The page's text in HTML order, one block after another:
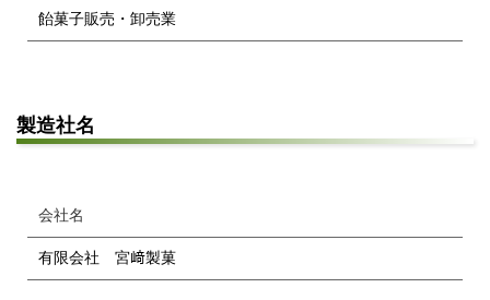
飴菓子販売・卸売業
製造社名
会社名
有限会社 宮﨑製菓